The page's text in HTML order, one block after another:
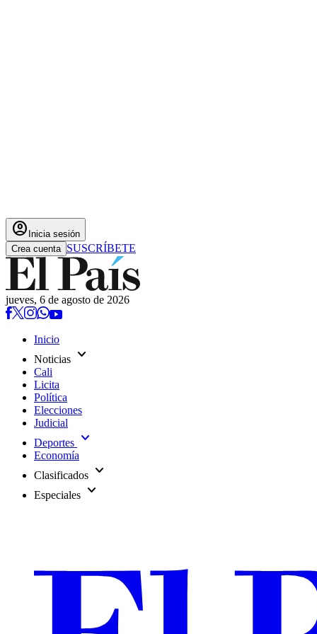
account_circle Inicia sesión
Crea cuenta SUSCRÍBETE
jueves, 6 de agosto de 2026
Inicio
Noticias expand_more
Cali
Licita
Política
Elecciones
Judicial
Deportes expand_more
Economía
Clasificados expand_more
Especiales expand_more